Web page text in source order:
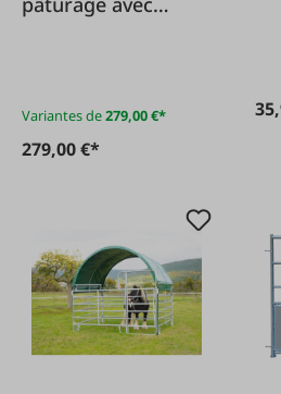
Variantes de279,00 €*
279,00 €*